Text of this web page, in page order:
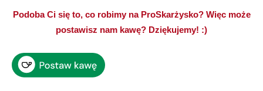
Podoba Ci się to, co robimy na ProSkarżysko? Więc może
postawisz nam kawę? Dziękujemy! :)